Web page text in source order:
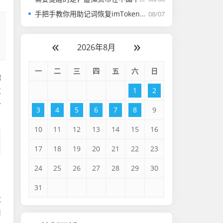
08/07
手把手教你用助记词恢复imToken钱包，安全指南与实操全流程
« 2026年8月 »
一 二 三 四 五 六 日
1 2
3 4 5 6 7 8 9
10 11 12 13 14 15 16
17 18 19 20 21 22 23
24 25 26 27 28 29 30
31